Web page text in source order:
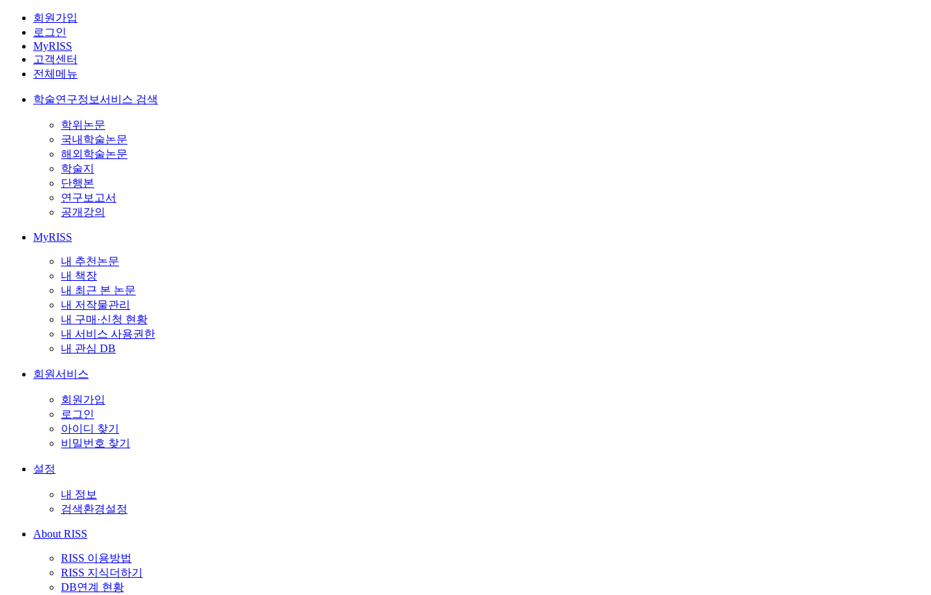
회원가입
로그인
MyRISS
고객센터
전체메뉴
학술연구정보서비스 검색
학위논문
국내학술논문
해외학술논문
학술지
단행본
연구보고서
공개강의
MyRISS
내 추천논문
내 책장
내 최근 본 논문
내 저작물관리
내 구매·신청 현황
내 서비스 사용권한
내 관심 DB
회원서비스
회원가입
로그인
아이디 찾기
비밀번호 찾기
설정
내 정보
검색환경설정
About RISS
RISS 이용방법
RISS 지식더하기
DB연계 현황